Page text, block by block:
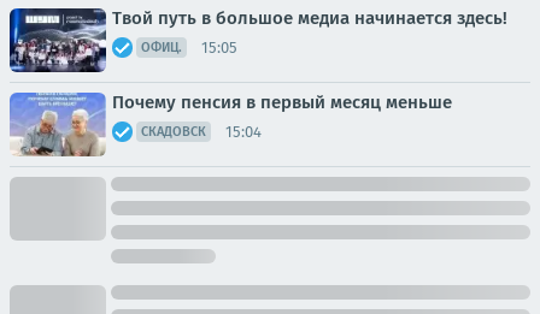
Твой путь в большое медиа начинается здесь!
ОФИЦ. 15:05
Почему пенсия в первый месяц меньше
СКАДОВСК 15:04